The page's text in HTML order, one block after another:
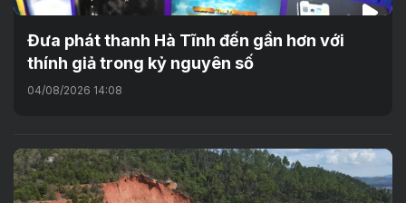
Đưa phát thanh Hà Tĩnh đến gần hơn với
thính giả trong kỷ nguyên số
04/08/2026 14:08